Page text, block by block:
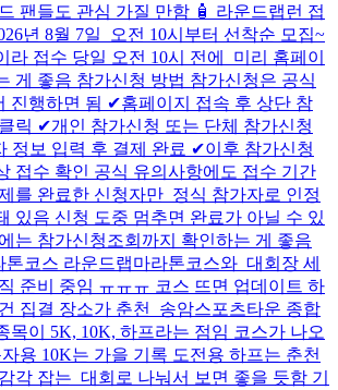
팬들도 관심 가질 만함 🧴 라운드랩런 접
년 8월 7일 오전 10시부터 선착순 모집~
라 접수 당일 오전 10시 전에 미리 홈페이
게 좋음 참가신청 방법 참가신청은 공식
진행하면 됨 ✔홈페이지 접속 후 상단 참
릭 ✔개인 참가신청 또는 단체 참가신청
정보 입력 후 결제 완료 ✔이후 참가신청
접수 확인 공식 유의사항에도 접수 기간
를 완료한 신청자만 정식 참가자로 인정
있음 신청 도중 멈추면 완료가 아닐 수 있
는 참가신청조회까지 확인하는 게 좋음
톤코스 라운드랩마라톤코스와 대회장 세
준비 중임 ㅠㅠㅠ 코스 뜨면 업데이트 하
집결 장소가 춘천 송암스포츠타운 종합
목이 5K, 10K, 하프라는 점임 코스가 나오
용 10K는 가을 기록 도전용 하프는 춘천
각 잡는 대회로 나눠서 보면 좋을 듯함 기